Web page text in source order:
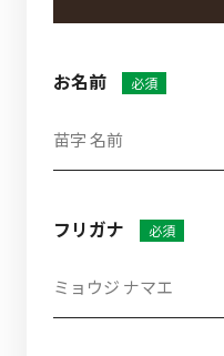
お名前 必須
フリガナ 必須